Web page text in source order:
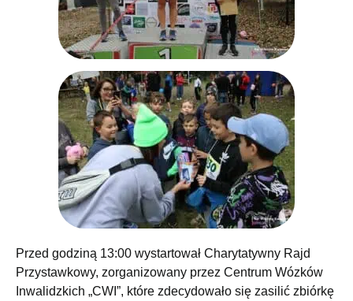
Przed godziną 13:00 wystartował Charytatywny Rajd
Przystawkowy, zorganizowany przez Centrum Wózków
Inwalidzkich „CWI”, które zdecydowało się zasilić zbiórkę